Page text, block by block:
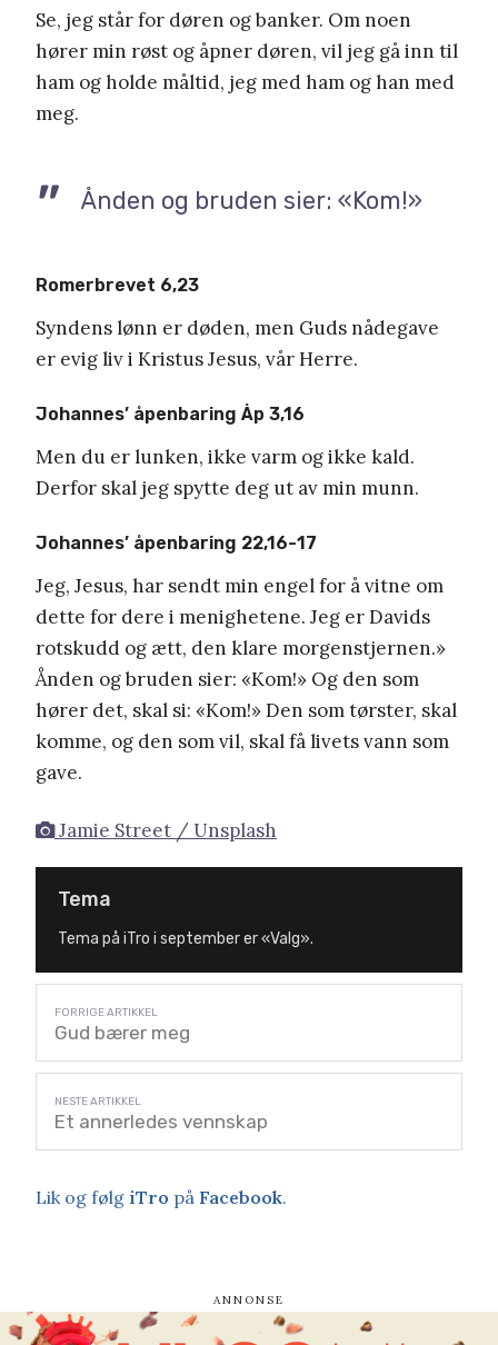
Se, jeg står for døren og banker. Om noen
hører min røst og åpner døren, vil jeg gå inn til
ham og holde måltid, jeg med ham og han med
meg.
Ånden og bruden sier: «Kom!»
Romerbrevet 6,23
Syndens lønn er døden, men Guds nådegave
er evig liv i Kristus Jesus, vår Herre.
Johannes’ åpenbaring Åp 3,16
Men du er lunken, ikke varm og ikke kald.
Derfor skal jeg spytte deg ut av min munn.
Johannes’ åpenbaring 22,16-17
Jeg, Jesus, har sendt min engel for å vitne om
dette for dere i menighetene. Jeg er Davids
rotskudd og ætt, den klare morgenstjernen.»
Ånden og bruden sier: «Kom!» Og den som
hører det, skal si: «Kom!» Den som tørster, skal
komme, og den som vil, skal få livets vann som
gave.
Jamie Street / Unsplash
Tema
Tema på iTro i september er «Valg».
Gud bærer meg
Et annerledes vennskap
Lik og følg iTro på Facebook.